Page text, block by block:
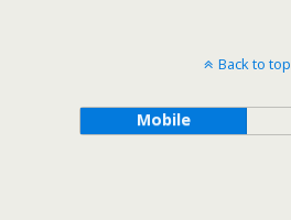
Back to top
Mobile